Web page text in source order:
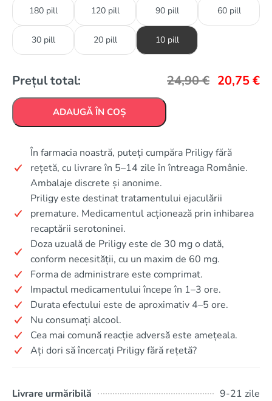
180 pill 120 pill 90 pill 60 pill
30 pill 20 pill 10 pill
Prețul total: 24,90€ 20,75€
ADAUGĂ ÎN COȘ
În farmacia noastră, puteți cumpăra Priligy fără
rețetă, cu livrare în 5–14 zile în întreaga Românie.
Ambalaje discrete și anonime.
Priligy este destinat tratamentului ejaculării
premature. Medicamentul acționează prin inhibarea
recaptării serotoninei.
Doza uzuală de Priligy este de 30 mg o dată,
conform necesității, cu un maxim de 60 mg.
Forma de administrare este comprimat.
Impactul medicamentului începe în 1–3 ore.
Durata efectului este de aproximativ 4–5 ore.
Nu consumați alcool.
Cea mai comună reacție adversă este amețeala.
Ați dori să încercați Priligy fără rețetă?
Livrare urmăribilă
9-21 zile